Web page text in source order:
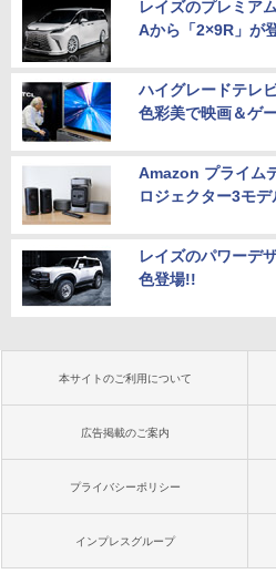
レイズのプレミア
Aから「2×9R」が
ハイグレードテレ
色彩美で映画＆ゲ
Amazon プライム
ロジェクター3モ
レイズのパワーデ
色登場!!
本サイトのご利用について
広告掲載のご案内
プライバシーポリシー
インプレスグループ